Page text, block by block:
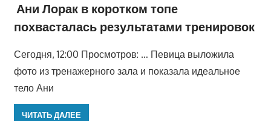
Ани Лорак в коротком топе
похвасталась результатами тренировок
Сегодня, 12:00 Просмотров: … Певица выложила
фото из тренажерного зала и показала идеальное
тело Ани
ЧИТАТЬ ДАЛЕЕ